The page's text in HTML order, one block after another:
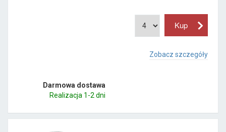
Zobacz szczegóły
Darmowa dostawa
Realizacja 1-2 dni